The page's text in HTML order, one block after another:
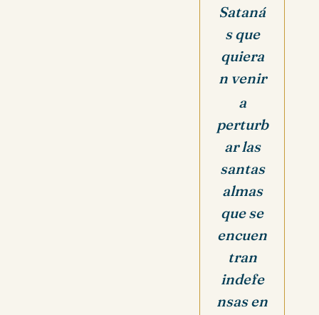
Sataná
s que
quiera
n venir
a
perturb
ar las
santas
almas
que se
encuen
tran
indefe
nsas en